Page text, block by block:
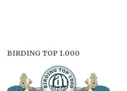
BIRDING TOP 1.000